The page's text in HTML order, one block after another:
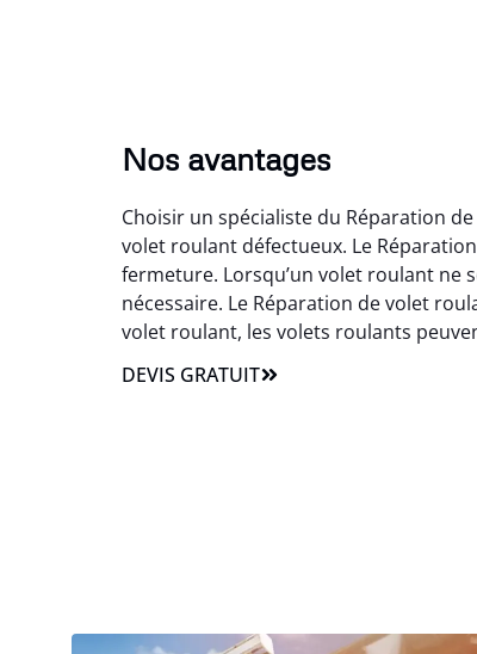
Nos avantages
Choisir un spécialiste du Réparation
volet roulant défectueux. Le
fermeture. Lorsqu’un volet roulant
nécessaire. Le Réparation de volet
volet roulant, les volets roulants
DEVIS GRATUIT